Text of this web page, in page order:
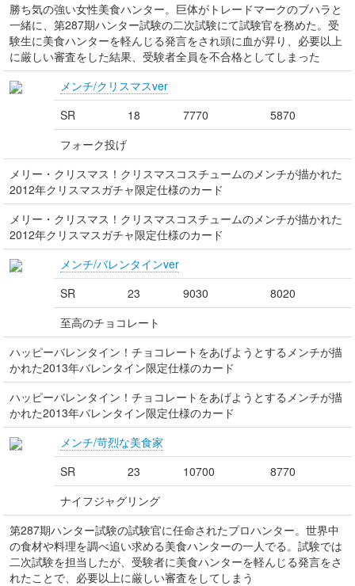
勝ち気の強い女性美食ハンター。巨体がトレードマークのブハラと
一緒に、第287期ハンター試験の二次試験にて試験官を務めた。受
験生に美食ハンターを軽んじる発言をされ頭に血が昇り、必要以上
に厳しい審査をした結果、受験者全員を不合格としてしまった
メンチ/クリスマスver
SR
18 7770
5870
フォーク投げ
メリー・クリスマス！クリスマスコスチュームのメンチが描かれた
2012年クリスマスガチャ限定仕様のカード
メリー・クリスマス！クリスマスコスチュームのメンチが描かれた
2012年クリスマスガチャ限定仕様のカード
メンチ/バレンタインver
SR
23 9030
8020
至高のチョコレート
ハッピーバレンタイン！チョコレートをあげようとするメンチが描
かれた2013年バレンタイン限定仕様のカード
ハッピーバレンタイン！チョコレートをあげようとするメンチが描
かれた2013年バレンタイン限定仕様のカード
メンチ/苛烈な美食家
SR
23 10700
8770
ナイフジャグリング
第287期ハンター試験の試験官に任命されたプロハンター。世界中
の食材や料理を調べ追い求める美食ハンターの一人でる。試験では
二次試験を担当したが、受験者に美食ハンターを軽んじる発言をさ
れたことで、必要以上に厳しい審査をしてしまう